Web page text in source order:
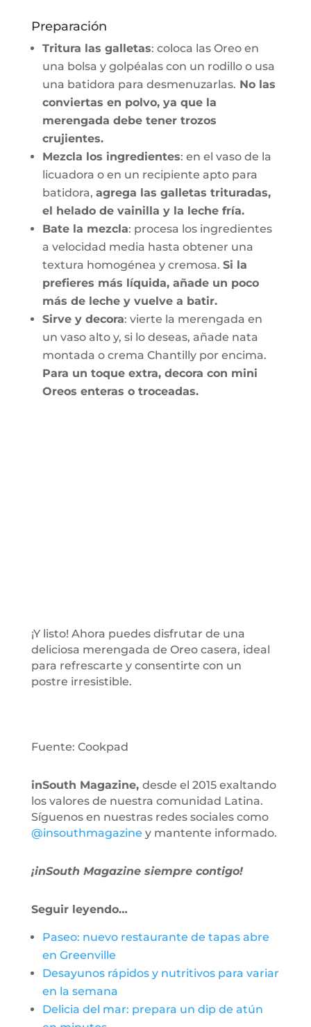
Preparación
Tritura las galletas: coloca las Oreo en
una bolsa y golpéalas con un rodillo o usa
una batidora para desmenuzarlas. No las
conviertas en polvo, ya que la
merengada debe tener trozos
crujientes.
Mezcla los ingredientes: en el vaso de la
licuadora o en un recipiente apto para
batidora, agrega las galletas trituradas,
el helado de vainilla y la leche fría.
Bate la mezcla: procesa los ingredientes
a velocidad media hasta obtener una
textura homogénea y cremosa. Si la
prefieres más líquida, añade un poco
más de leche y vuelve a batir.
Sirve y decora: vierte la merengada en
un vaso alto y, si lo deseas, añade nata
montada o crema Chantilly por encima.
Para un toque extra, decora con mini
Oreos enteras o troceadas.
¡Y listo! Ahora puedes disfrutar de una
deliciosa merengada de Oreo casera, ideal
para refrescarte y consentirte con un
postre irresistible.
Fuente: Cookpad
inSouth Magazine, desde el 2015 exaltando
los valores de nuestra comunidad Latina.
Síguenos en nuestras redes sociales como
@insouthmagazine y mantente informado.
¡inSouth Magazine siempre contigo!
Seguir leyendo…
Paseo: nuevo restaurante de tapas abre
en Greenville
Desayunos rápidos y nutritivos para variar
en la semana
Delicia del mar: prepara un dip de atún